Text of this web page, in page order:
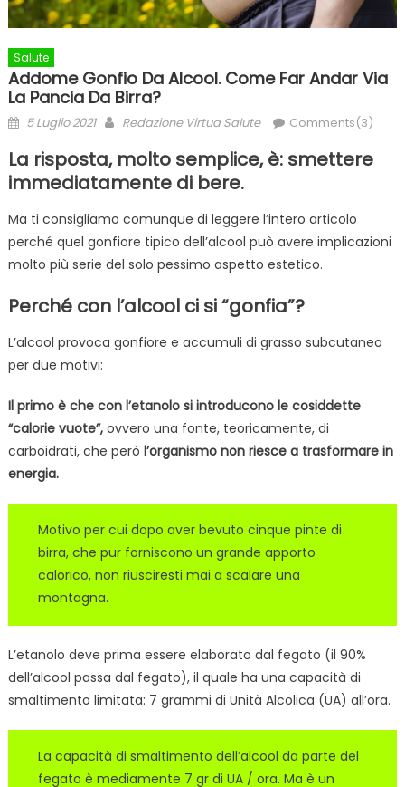
Salute
Addome Gonfio Da Alcool. Come Far Andar Via
La Pancia Da Birra?
Posted
5 Luglio 2021 Author
Redazione Virtua Salute Comments(3)
La risposta, molto semplice, è: smettere
immediatamente di bere.
Ma ti consigliamo comunque di leggere l’intero articolo
perché quel gonfiore tipico dell’alcool può avere implicazioni
molto più serie del solo pessimo aspetto estetico.
Perché con l’alcool ci si “gonfia”?
L’alcool provoca gonfiore e accumuli di grasso subcutaneo
per due motivi:
Il primo è che con l’etanolo si introducono le cosiddette
“calorie vuote”,ovvero una fonte, teoricamente, di
carboidrati, che però l’organismo non riesce a trasformare in
energia.
Motivo per cui dopo aver bevuto cinque pinte di
birra, che pur forniscono un grande apporto
calorico, non riusciresti mai a scalare una
montagna.
L’etanolo deve prima essere elaborato dal fegato (il 90%
dell’alcool passa dal fegato), il quale ha una capacità di
smaltimento limitata: 7 grammi di Unità Alcolica (UA) all’ora.
La capacità di smaltimento dell’alcool da parte del
fegato è mediamente 7 gr di UA / ora. Ma è un